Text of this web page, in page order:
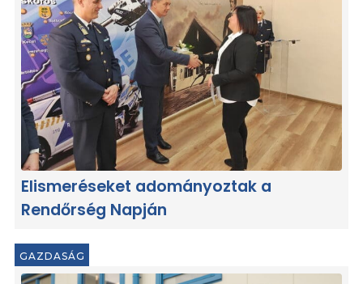
Elismeréseket adományoztak a
Rendőrség Napján
GAZDASÁG